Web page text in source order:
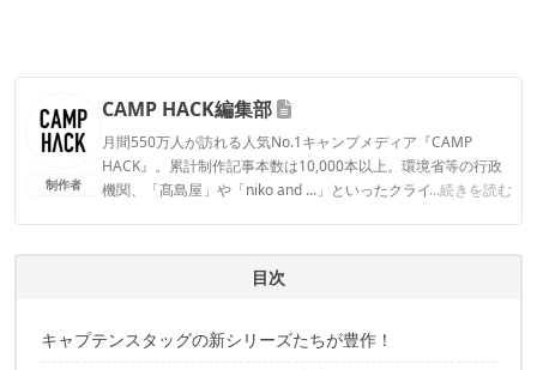
制作者
CAMP HACK編集部
月間550万人が訪れる人気No.1キャンプメディア『CAMP
HACK』。累計制作記事本数は10,000本以上。環境省等の行政
機関、「髙島屋」や「niko and ...」といったクライアントとの
...続きを読む
CAMP HACK編集部のプロフィール
目次
キャプテンスタッグの新シリーズたちが豊作！